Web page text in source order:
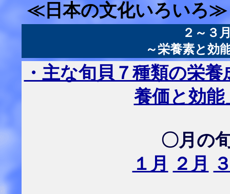
≪日本の文化いろいろ≫
２～３
～栄養素と効
・主な旬貝７種類の栄養
養価と効
〇月の
１月
２月